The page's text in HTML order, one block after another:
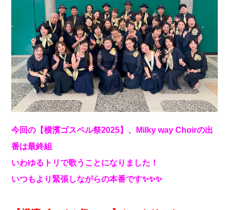
今回の【横濱ゴスペル祭2025】、Milky way Choirの出
番は最終組
いわゆるトリで歌うことになりました！
いつもより緊張しながらの本番です✨✨✨